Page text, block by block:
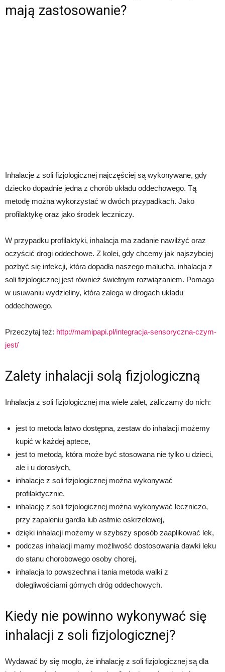
mają zastosowanie?
Inhalacje z soli fizjologicznej najczęściej są wykonywane, gdy
dziecko dopadnie jedna z chorób układu oddechowego. Tą
metodę można wykorzystać w dwóch przypadkach. Jako
profilaktykę oraz jako środek leczniczy.
W przypadku profilaktyki, inhalacja ma zadanie nawilżyć oraz
oczyścić drogi oddechowe. Z kolei, gdy chcemy jak najszybciej
pozbyć się infekcji, która dopadła naszego malucha, inhalacja z
soli fizjologicznej jest również świetnym rozwiązaniem. Pomaga
w usuwaniu wydzieliny, która zalega w drogach układu
oddechowego.
Przeczytaj też: http://mamipapi.pl/integracja-sensoryczna-czym-
jest/
Zalety inhalacji solą fizjologiczną
Inhalacja z soli fizjologicznej ma wiele zalet, zaliczamy do nich:
jest to metoda łatwo dostępna, zestaw do inhalacji możemy
kupić w każdej aptece,
jest to metodą, która może być stosowana nie tylko u dzieci,
ale i u dorosłych,
inhalacje z soli fizjologicznej można wykonywać
profilaktycznie,
inhalację z soli fizjologicznej można wykonywać leczniczo,
przy zapaleniu gardła lub astmie oskrzelowej,
dzięki inhalacji możemy w szybszy sposób zaaplikować lek,
podczas inhalacji mamy możliwość dostosowania dawki leku
do stanu chorobowego osoby chorej,
inhalacja to powszechna i tania metoda walki z
dolegliwościami górnych dróg oddechowych.
Kiedy nie powinno wykonywać się
inhalacji z soli fizjologicznej?
Wydawać by się mogło, że inhalację z soli fizjologicznej są dla